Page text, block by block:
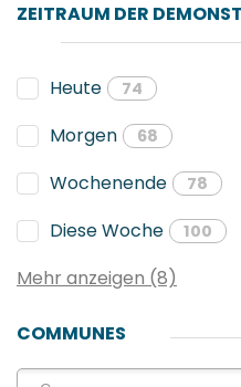
ZEITRAUM DER
Heute 74
Morgen 68
Wochenende 78
Diese Woche 100
Mehr anzeigen (8)
COMMUNES